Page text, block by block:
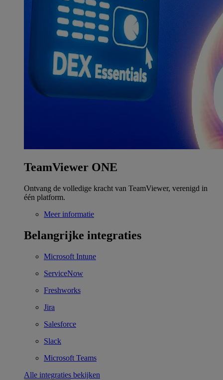
TeamViewer ONE
Ontvang de volledige kracht van TeamViewer, verenigd in
één platform.
Meer informatie
Belangrijke integraties
Microsoft Intune
ServiceNow
Freshworks
Jira
Salesforce
Slack
Microsoft Teams
Alle integraties bekijken